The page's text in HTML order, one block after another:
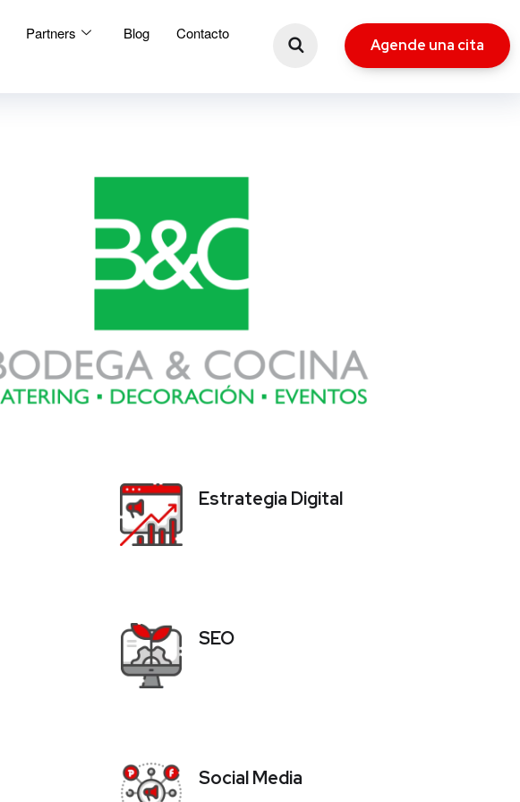
Partners Blog Contacto
Agende una cita
Estrategia Digital
SEO
Social Media